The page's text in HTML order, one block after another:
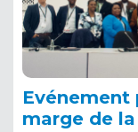
Evénement
marge de la